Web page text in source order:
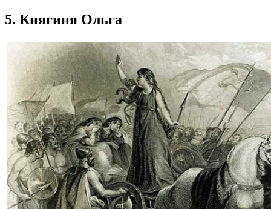
5. Княгиня Ольга